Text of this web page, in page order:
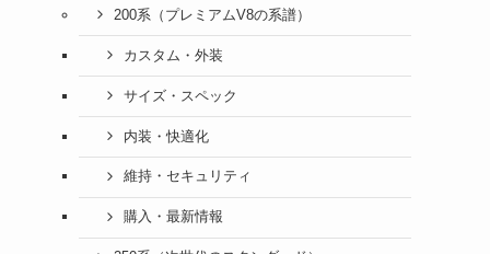
200系（プレミアムV8の系譜）
カスタム・外装
サイズ・スペック
内装・快適化
維持・セキュリティ
購入・最新情報